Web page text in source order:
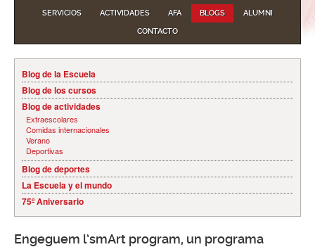
SERVICIOS
ACTIVIDADES AFA BLOGS
ALUMNI
CONTACTO
Blog de la Escuela
Blog de los cursos
Blog de actividades
Extraescolares
Comidas internacionales
Verano
Deportivas
Blog de deportes
La Escuela y el mundo
75º Aniversario
Engeguem l’smArt program, un programa